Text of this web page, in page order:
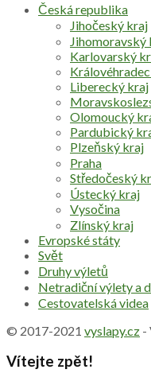
Česká republika
Jihočeský kraj
Jihomoravský
Karlovarský
Liberecký kraj
Olomoucký
Pardubický
Plzeňský kraj
Praha
Středočeský
Ústecký kraj
Vysočina
Zlínský kraj
Evropské státy
Svět
Druhy výletů
Netradiční výlety a
Cestovatelská videa
© 2017-2021 vyslapy.cz -
Vítejte zpět!